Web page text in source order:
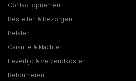
Contact opnemen
Bestellen & bezorgen
Betalen
Garantie & klachten
Levertijd & verzendkosten
Retourneren